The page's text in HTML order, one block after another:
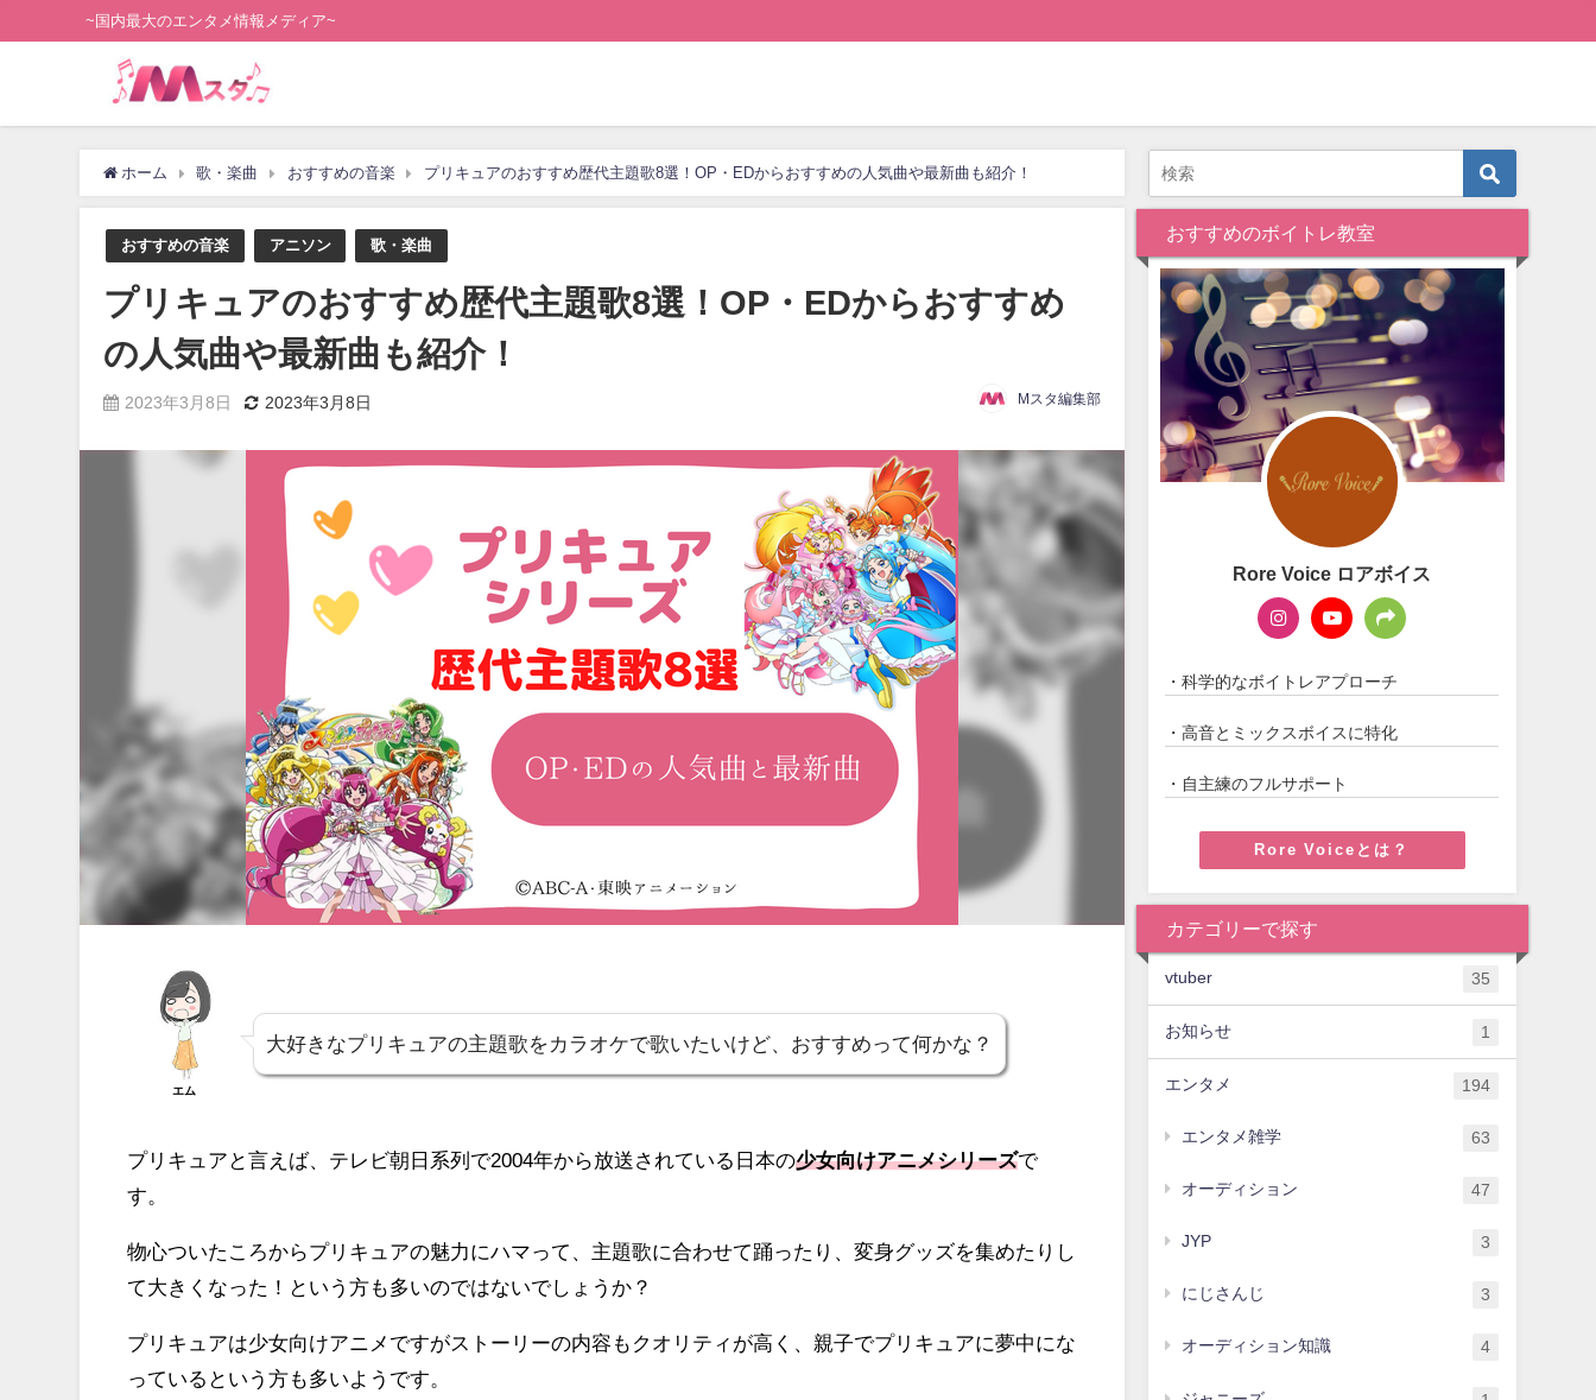
~国内最大のエンタメ情報メディア~
ホーム 歌・楽曲 おすすめの音楽 プリキュアのおすすめ歴代主題歌8選！OP・EDからおすすめの人気曲や最新曲も紹介！
おすすめの音楽 アニソン 歌・楽曲
プリキュアのおすすめ歴代主題歌8選！OP・EDからおすすめ
の人気曲や最新曲も紹介！
2023年3月8日 2023年3月8日 Mスタ編集部
エム
大好きなプリキュアの主題歌をカラオケで歌いたいけど、おすすめって何かな？
プリキュアと言えば、テレビ朝日系列で2004年から放送されている日本の少女向けアニメシリーズで
す。
物心ついたころからプリキュアの魅力にハマって、主題歌に合わせて踊ったり、変身グッズを集めたりし
て大きくなった！という方も多いのではないでしょうか？
プリキュアは少女向けアニメですがストーリーの内容もクオリティが高く、親子でプリキュアに夢中にな
っているという方も多いようです。
おすすめのボイトレ教室
Rore Voice ロアボイス
・科学的なボイトレアプローチ
・高音とミックスボイスに特化
・自主練のフルサポート
Rore Voiceとは？
カテゴリーで探す
vtuber 35
お知らせ 1
エンタメ 194
エンタメ雑学 63
オーディション 47
JYP 3
にじさんじ 3
オーディション知識 4